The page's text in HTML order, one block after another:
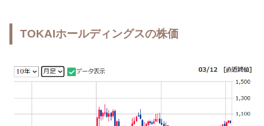
TOKAIホールディングスの株価